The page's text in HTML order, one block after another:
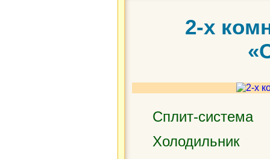
2-х
Сплит-система
Холодильник